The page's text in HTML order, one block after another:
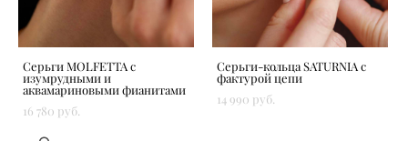
Серьги MOLFETTA с
изумрудными и
аквамариновыми фианитами
16 780 pуб.
Серьги-кольца SATURNIA с
фактурой цепи
14 990 pуб.